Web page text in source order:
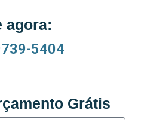
agora:
5404
Grátis